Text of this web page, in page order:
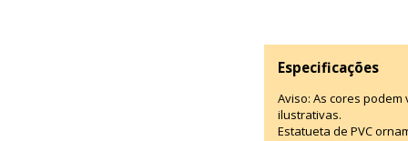
Especificações
Aviso: As cores
ilustrativas.
Estatueta de PVC